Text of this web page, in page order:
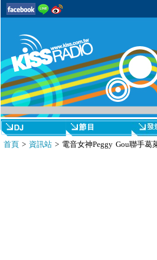
首頁> 資訊站> 電音女神Peggy Gou聯手葛